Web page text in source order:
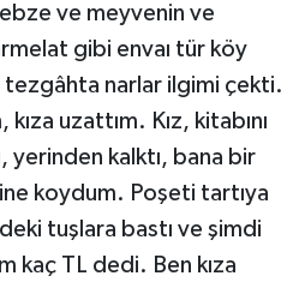
ve meyvenin ve
gibi envaı tür köy
tezgâhta narlar ilgimi çekti.
uzattım. Kız, kitabını
yerinden kalktı, bana bir
koydum. Poşeti tartıya
tuşlara bastı ve şimdi
kaç TL dedi. Ben kıza